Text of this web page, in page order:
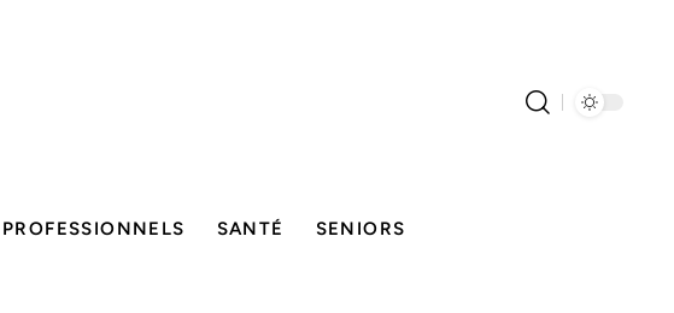
PROFESSIONNELS SANTÉ SENIORS